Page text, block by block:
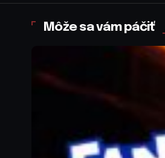
Môže sa vám páčiť